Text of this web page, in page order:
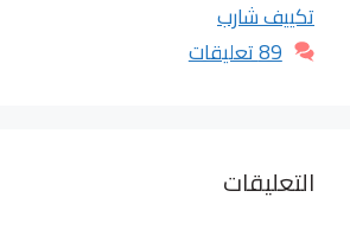
تكييف شارب
89 تعليقات
التعليقات